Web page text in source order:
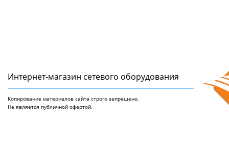
Интернет-магазин сетeвого оборудования
Копирование материалов сайта строго запрещено.
Не является публичной офертой.